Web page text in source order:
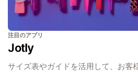
注目のアプリ
Jotly
サイズ表やガイドを活用して、お客